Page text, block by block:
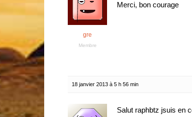
gre
Membre
Merci, bon courage
18 janvier 2013 à 5 h 56 min
Salut raphbtz jsuis en